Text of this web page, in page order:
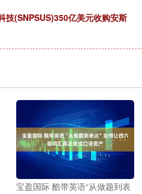
技(SNPSUS)350亿美元收购安斯
宝盈国际 酷带英语“从做题到表